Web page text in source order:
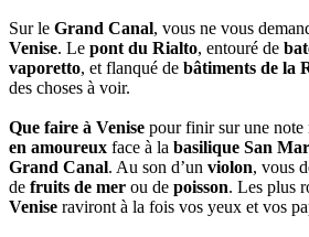
Sur le Grand Canal, vous ne vous
Venise. Le pont du Rialto, entouré de
vaporetto, et flanqué de bâtiments de la
des choses à voir.
Que faire à Venise pour finir sur une note
en amoureux face à la basilique San
Grand Canal. Au son d’un violon, vous
de fruits de mer ou de poisson. Les plus
Venise raviront à la fois vos yeux et vos